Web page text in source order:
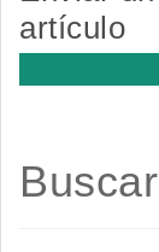
artículo
Buscar